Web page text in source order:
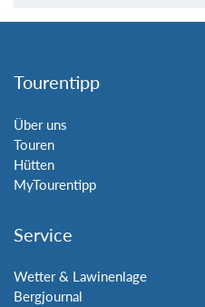
Tourentipp
Über uns
Touren
Hütten
MyTourentipp
Service
Wetter & Lawinenlage
Bergjournal